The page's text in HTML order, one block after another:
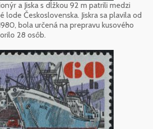
a Jiska s dĺžkou 92 m patrili medzi
lode Československa. Jiskra sa plavila od
bola určená na prepravu kusového
28 osôb.